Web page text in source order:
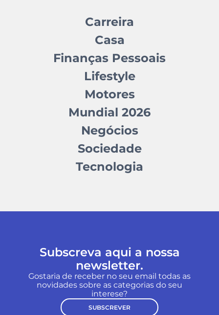
Carreira
Casa
Finanças Pessoais
Lifestyle
Motores
Mundial 2026
Negócios
Sociedade
Tecnologia
Subscreva aqui a nossa
newsletter.
Gostaria de receber no seu email todas as
novidades sobre as categorias do seu
interese?
SUBSCREVER